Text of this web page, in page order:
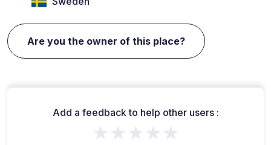
Are you the owner of this place?
Add a feedback to help other users :
★★★★★